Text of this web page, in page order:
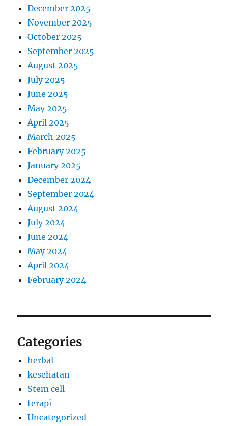
December 2025
November 2025
October 2025
September 2025
August 2025
July 2025
June 2025
May 2025
April 2025
March 2025
February 2025
January 2025
December 2024
September 2024
August 2024
July 2024
June 2024
May 2024
April 2024
February 2024
Categories
herbal
kesehatan
Stem cell
terapi
Uncategorized